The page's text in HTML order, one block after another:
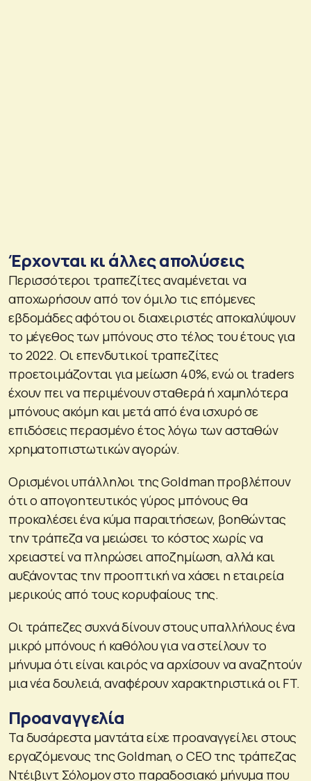
Έρχονται κι άλλες απολύσεις
Περισσότεροι τραπεζίτες αναμένεται να
αποχωρήσουν από τον όμιλο τις επόμενες
εβδομάδες αφότου οι διαχειριστές αποκαλύψουν
το μέγεθος των μπόνους στο τέλος του έτους για
το 2022. Οι επενδυτικοί τραπεζίτες
προετοιμάζονται για μείωση 40%, ενώ οι traders
έχουν πει να περιμένουν σταθερά ή χαμηλότερα
μπόνους ακόμη και μετά από ένα ισχυρό σε
επιδόσεις περασμένο έτος λόγω των ασταθών
χρηματοπιστωτικών αγορών.
Ορισμένοι υπάλληλοι της Goldman προβλέπουν
ότι ο απογοητευτικός γύρος μπόνους θα
προκαλέσει ένα κύμα παραιτήσεων, βοηθώντας
την τράπεζα να μειώσει το κόστος χωρίς να
χρειαστεί να πληρώσει αποζημίωση, αλλά και
αυξάνοντας την προοπτική να χάσει η εταιρεία
μερικούς από τους κορυφαίους της.
Οι τράπεζες συχνά δίνουν στους υπαλλήλους ένα
μικρό μπόνους ή καθόλου για να στείλουν το
μήνυμα ότι είναι καιρός να αρχίσουν να αναζητούν
μια νέα δουλειά, αναφέρουν χαρακτηριστικά οι FT.
Προαναγγελία
Τα δυσάρεστα μαντάτα είχε προαναγγείλει στους
εργαζόμενους της Goldman, ο CEO της τράπεζας
Ντέιβιντ Σόλομον στο παραδοσιακό μήνυμα που